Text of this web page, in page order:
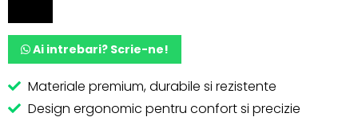
GeoNailsss
L-
14,0
mm,
Ø6,0
mm
quantity
Ai intrebari? Scrie-ne!
Materiale premium, durabile si rezistente
Design ergonomic pentru confort si precizie